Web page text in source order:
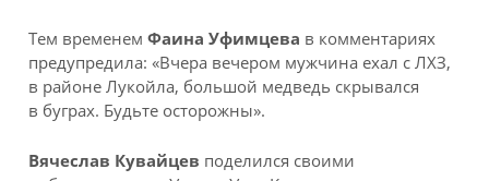
Тем временемФаина Уфимцева в комментариях
предупредила: «Вчера вечером мужчина ехал с ЛХЗ,
в районе Лукойла, большой медведь скрывался
в буграх. Будьте осторожны».
Вячеслав Кувайцев поделился своими